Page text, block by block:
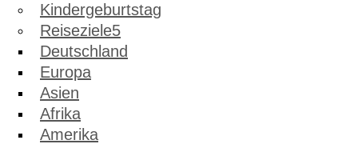
Kindergeburtstag
Reiseziele
Deutschland
Europa
Asien
Afrika
Amerika